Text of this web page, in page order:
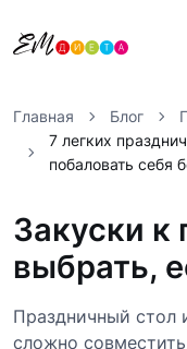
Главная Блог
7 легких
побаловать себя
Закуски к
выбрать,
Праздничный стол
сложно